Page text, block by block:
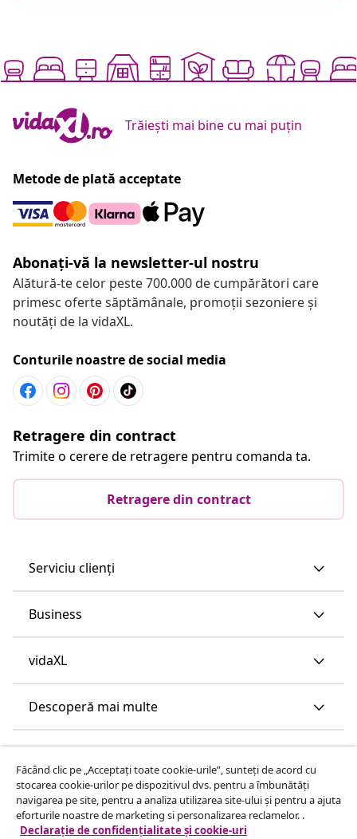
Trăiești mai bine cu mai puțin
Metode de plată acceptate
Abonați-vă la newsletter-ul nostru
Alătură-te celor peste 700.000 de cumpărători care
primesc oferte săptămânale, promoții sezoniere și
noutăți de la vidaXL.
Conturile noastre de social media
Retragere din contract
Trimite o cerere de retragere pentru comanda ta.
Retragere din contract
Serviciu clienți
Business
vidaXL
Descoperă mai multe
Făcând clic pe „Acceptați toate cookie-urile”, sunteți de acord cu
stocarea cookie-urilor pe dispozitivul dvs. pentru a îmbunătăți
navigarea pe site, pentru a analiza utilizarea site-ului și pentru a ajuta
eforturile noastre de marketing si personalizarea reclamelor. .
Declarație de confidențialitate și cookie-uri